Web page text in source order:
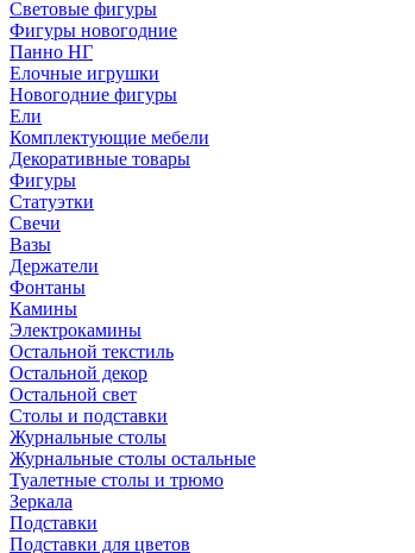
Световые фигуры
Фигуры новогодние
Панно НГ
Елочные игрушки
Новогодние фигуры
Ели
Комплектующие мебели
Декоративные товары
Фигуры
Статуэтки
Свечи
Вазы
Держатели
Фонтаны
Камины
Электрокамины
Остальной текстиль
Остальной декор
Остальной свет
Столы и подставки
Журнальные столы
Журнальные столы остальные
Туалетные столы и трюмо
Зеркала
Подставки
Подставки для цветов